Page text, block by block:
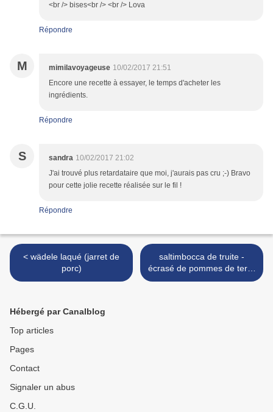
<br /> bises<br /> <br /> Lova
Répondre
M mimilavoyageuse 10/02/2017 21:51
Encore une recette à essayer, le temps d'acheter les
ingrédients.
Répondre
S sandra 10/02/2017 21:02
J'ai trouvé plus retardataire que moi, j'aurais pas cru ;-) Bravo
pour cette jolie recette réalisée sur le fil !
Répondre
< wädele laqué (jarret de
porc)
saltimbocca de truite -
écrasé de pommes de terre
au poivre >
Hébergé par Canalblog
Top articles
Pages
Contact
Signaler un abus
C.G.U.